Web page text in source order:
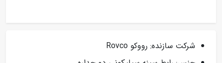
شرکت سازنده: رووکو Rovco